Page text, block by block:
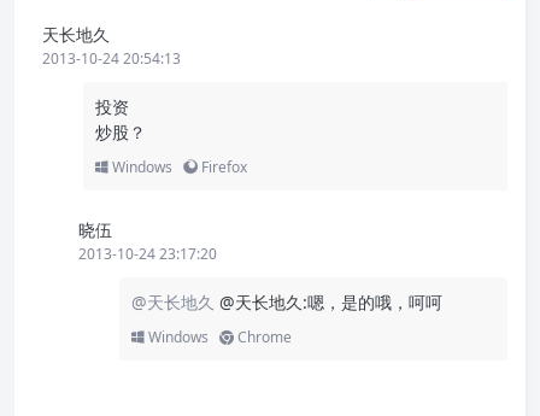
天长地久
2013-10-24 20:54:13
投资
炒股？
Windows Firefox
晓伍
2013-10-24 23:17:20
@天长地久 @天长地久:嗯，是的哦，呵呵
Windows Chrome